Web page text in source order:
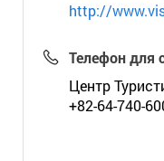
http://
Телефон для
Центр
+82-64-740-